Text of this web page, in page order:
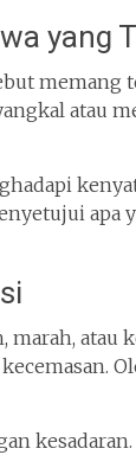
yang
memang
atau
apa
atau